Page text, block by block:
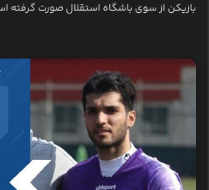
بازیکن از سوی باشگاه استقلال صورت گرفته